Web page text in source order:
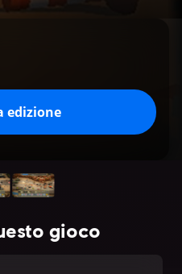
edizione
gioco